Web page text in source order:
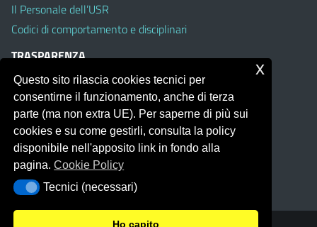
Il Personale dell’USR
Codici di comportamento e disciplinari
TRASPARENZA
Albo on line
Amministrazione Trasparente
Pubblici proclami
PTPCT per le Istituzioni scolastiche della Sicilia
Whistleblowing
Obiettivi di Accessibilità
Questo sito rilascia cookies tecnici per
consentirne il funzionamento, anche di terza
parte (ma non extra UE). Per saperne di più sui
cookies e su come gestirli, consulta la policy
disponibile nell'apposito link in fondo alla
pagina.Cookie Policy
Tecnici (necessari)
Tecnici (necessari)
Ho capito
x